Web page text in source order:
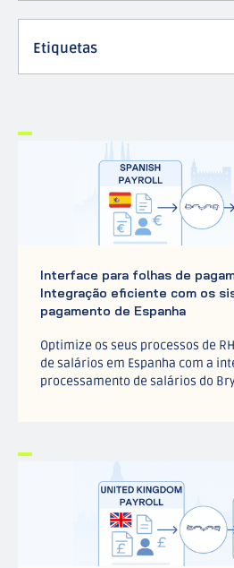
Etiquetas
Interface para folhas de
Integração eficiente com os
pagamento de Espanha
Optimize os seus processos de
de salários em Espanha com a
processamento de salários do